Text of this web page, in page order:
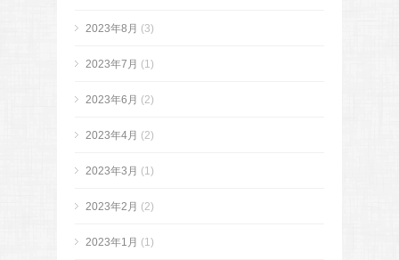
2023年8月 (3)
2023年7月 (1)
2023年6月 (2)
2023年4月 (2)
2023年3月 (1)
2023年2月 (2)
2023年1月 (1)